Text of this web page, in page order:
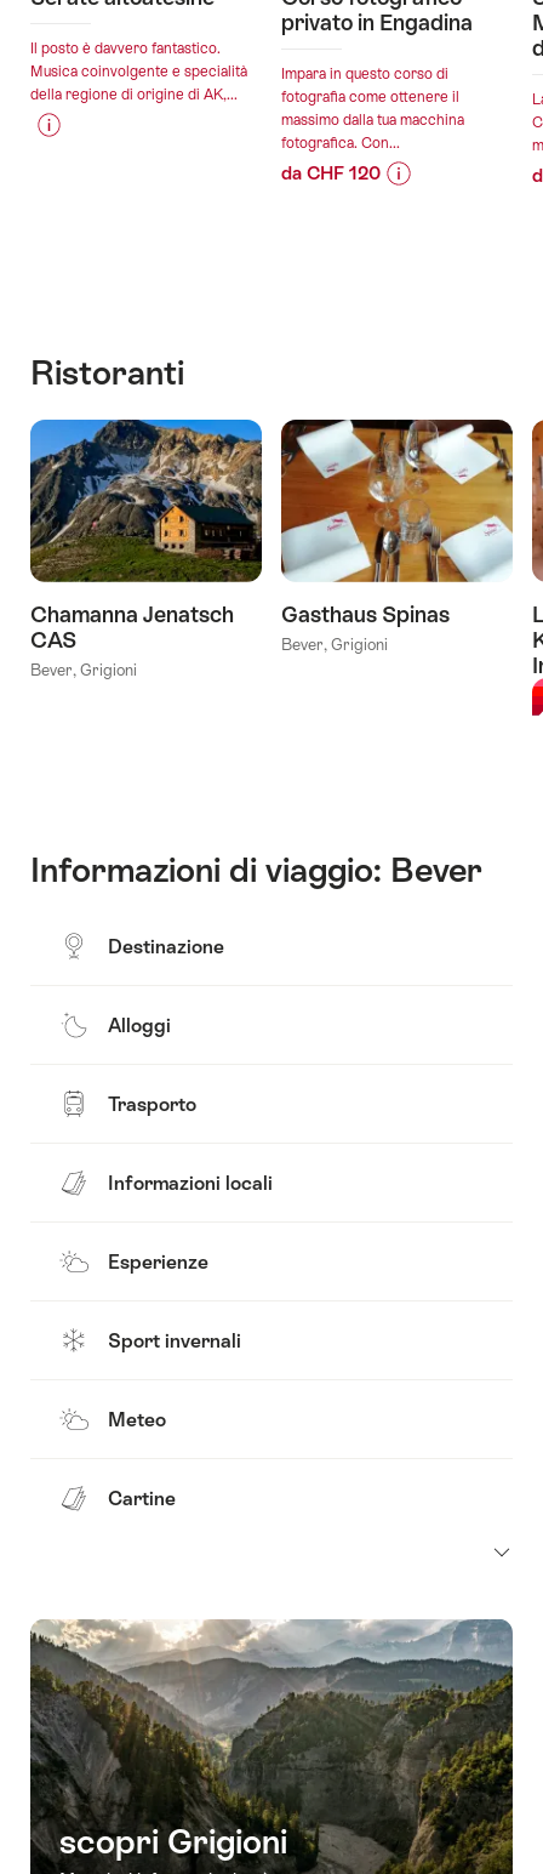
Il posto è davvero fantastico.
Musica coinvolgente e specialità
della regione di origine di AK,...
privato in Engadina
Impara in questo corso di
fotografia come ottenere il
massimo dalla tua macchina
fotografica. Con...
da CHF 120
Ristoranti
Chamanna Jenatsch
CAS
Bever, Grigioni
Gasthaus Spinas
Bever, Grigioni
Informazioni di viaggio: Bever
Destinazione
Alloggi
Trasporto
Informazioni locali
Esperienze
Sport invernali
Meteo
Cartine
scopri Grigioni